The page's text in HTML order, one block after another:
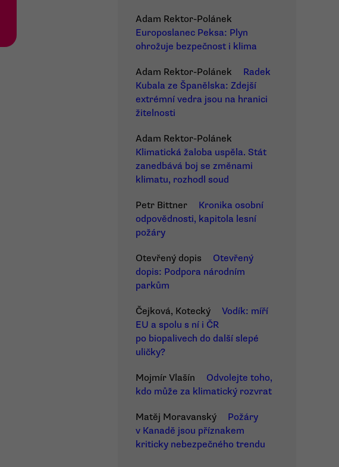
Adam Rektor-Polánek
Europoslanec Peksa: Plyn
ohrožuje bezpečnost i klima
Adam Rektor-Polánek
Radek
Kubala ze Španělska: Zdejší
extrémní vedra jsou na hranici
žitelnosti
Adam Rektor-Polánek
Klimatická žaloba uspěla. Stát
zanedbává boj se změnami
klimatu, rozhodl soud
Petr Bittner
Kronika osobní
odpovědnosti, kapitola lesní
požáry
Otevřený dopis
Otevřený
dopis: Podpora národním
parkům
Čejková, Kotecký
Vodík: míří
EU a spolu s ní i ČR
po biopalivech do další slepé
uličky?
Mojmír Vlašín
Odvolejte toho,
kdo může za klimatický rozvrat
Matěj Moravanský
Požáry
v Kanadě jsou příznakem
kriticky nebezpečného trendu